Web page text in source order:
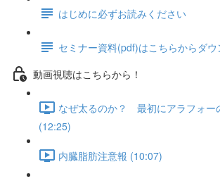
はじめに必ずお読みください
セミナー資料(pdf)はこちらからダ
動画視聴はこちらから！
なぜ太るのか？ 最初にアラフォー
(12:25)
内臓脂肪注意報 (10:07)